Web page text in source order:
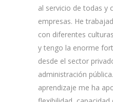
al servicio de todas y
empresas. He
con diferentes
y tengo la enorme
desde el sector
administración
aprendizaje me ha